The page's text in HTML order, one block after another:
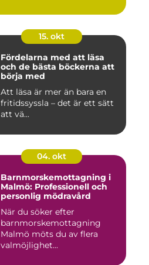
15. okt
Fördelarna med att läsa
och de bästa böckerna att
börja med
Att läsa är mer än bara en
fritidssyssla – det är ett sätt
att vä...
04. okt
Barnmorskemottagning i
Malmö: Professionell och
personlig mödravård
När du söker efter
barnmorskemottagning
Malmö möts du av flera
valmöjlighet...